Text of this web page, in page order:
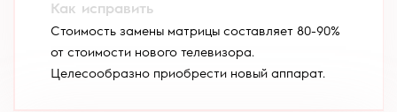
Стоимость замены матрицы составляет 80-90%
от стоимости нового телевизора.
Целесообразно приобрести новый аппарат.